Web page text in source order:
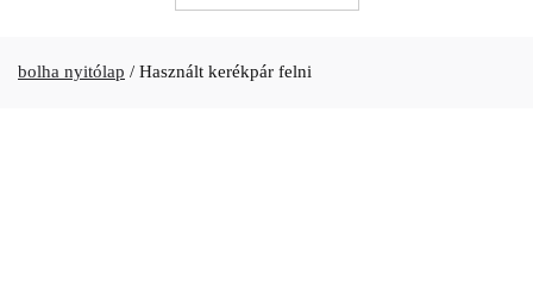
bolha nyitólap / Használt kerékpár felni